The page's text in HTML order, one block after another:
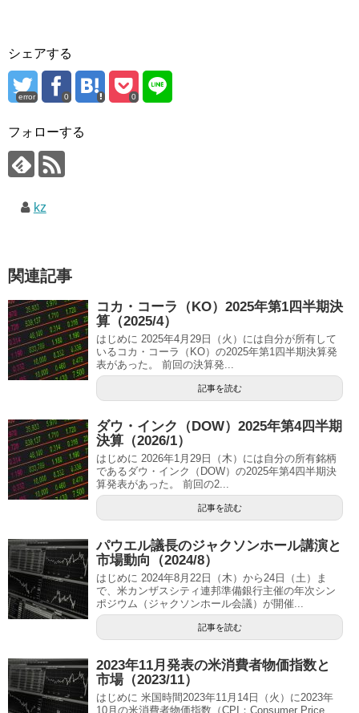
シェアする
error 0 0
フォローする
kz
関連記事
コカ・コーラ（KO）2025年第1四半期決
算（2025/4）
はじめに 2025年4月29日（火）には自分が所有して
いるコカ・コーラ（KO）の2025年第1四半期決算発
表があった。 前回の決算発...
記事を読む
ダウ・インク（DOW）2025年第4四半期
決算（2026/1）
はじめに 2026年1月29日（木）には自分の所有銘柄
であるダウ・インク（DOW）の2025年第4四半期決
算発表があった。 前回の2...
記事を読む
パウエル議長のジャクソンホール講演と
市場動向（2024/8）
はじめに 2024年8月22日（木）から24日（土）ま
で、米カンザスシティ連邦準備銀行主催の年次シン
ポジウム（ジャクソンホール会議）が開催...
記事を読む
2023年11月発表の米消費者物価指数と
市場（2023/11）
はじめに 米国時間2023年11月14日（火）に2023年
10月の米消費者物価指数（CPI：Consumer Price